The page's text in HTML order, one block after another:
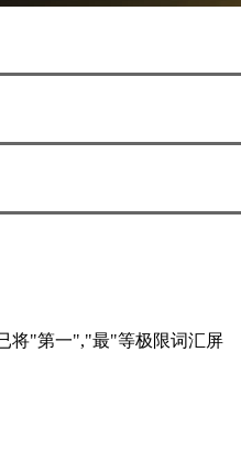
将"第一","最"等极限词汇屏